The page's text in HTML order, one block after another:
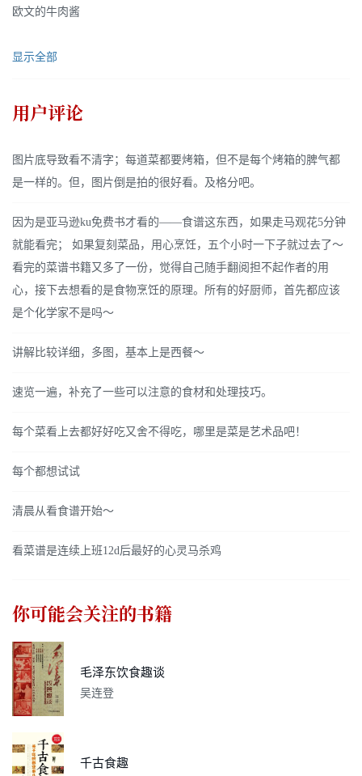
欧文的牛肉酱
显示全部
用户评论
图片底导致看不清字；每道菜都要烤箱，但不是每个烤箱的脾气都
是一样的。但，图片倒是拍的很好看。及格分吧。
因为是亚马逊ku免费书才看的——食谱这东西，如果走马观花5分钟
就能看完； 如果复刻菜品，用心烹饪，五个小时一下子就过去了～
看完的菜谱书籍又多了一份，觉得自己随手翻阅担不起作者的用
心，接下去想看的是食物烹饪的原理。所有的好厨师，首先都应该
是个化学家不是吗～
讲解比较详细，多图，基本上是西餐～
速览一遍，补充了一些可以注意的食材和处理技巧。
每个菜看上去都好好吃又舍不得吃，哪里是菜是艺术品吧！
每个都想试试
清晨从看食谱开始～
看菜谱是连续上班12d后最好的心灵马杀鸡
你可能会关注的书籍
毛泽东饮食趣谈
吴连登
千古食趣